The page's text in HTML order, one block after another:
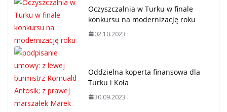
Oczyszczalnia w Turku w finale
konkursu na modernizację roku
02.10.2023
Oddzielna koperta finansowa dla
Turku i Koła
30.09.2023